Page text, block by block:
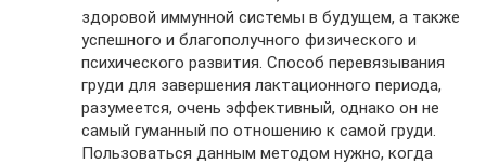
здоровой иммунной системы в будущем, а также
успешного и благополучного физического и
психического развития. Способ перевязывания
груди для завершения лактационного периода,
разумеется, очень эффективный, однако он не
самый гуманный по отношению к самой груди.
Пользоваться данным методом нужно, когда